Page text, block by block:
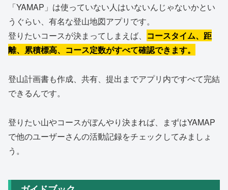
「YAMAP」は使っていない人はいないんじゃないかとい
うぐらい、有名な登山地図アプリです。
登りたいコースが決まってしまえば、 コースタイム、距
離、累積標高、コース定数がすべて確認できます。
登山計画書も作成、共有、提出までアプリ内ですべて完結
できるんです。
登りたい山やコースがぼんやり決まれば、まずはYAMAP
で他のユーザーさんの活動記録をチェックしてみましょ
う。